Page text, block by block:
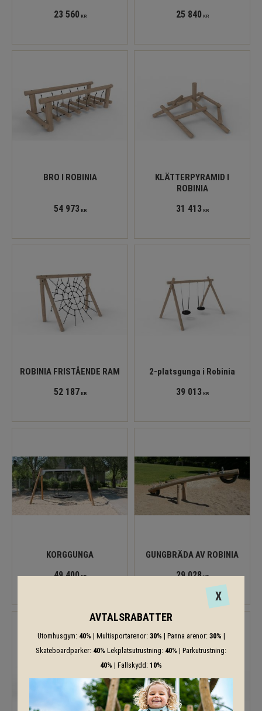
23 560KR 25 840KR
BRO I ROBINIA
54 973 KR
KLÄTTERPYRAMID I
ROBINIA
31 413 KR
ROBINIA FRISTÅENDE RAM
52 187 KR
2-platsgunga i Robinia
39 013 KR
KORGGUNGA
49 400KR
GUNGBRÄDA AV ROBINIA
29 028KR
X
AVTALSRABATTER
Utomhusgym: 40% | Multisportarenor: 30% | Panna arenor: 30% |
Skateboardparker: 40% Lekplatsutrustning: 40% | Parkutrustning:
40% | Fallskydd: 10%